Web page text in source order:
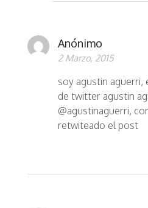
Anónimo
2 Marzo, 2015
soy agustin aguerri,
de twitter agustin
@agustinaguerri,
retwiteado el post